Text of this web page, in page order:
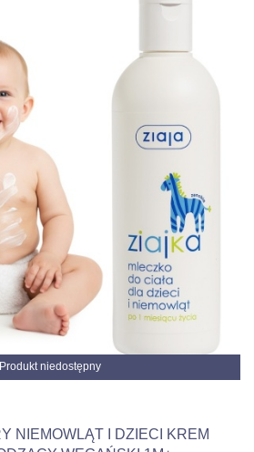
Produkt niedostępny
NIEMOWLĄT I DZIECI KREM